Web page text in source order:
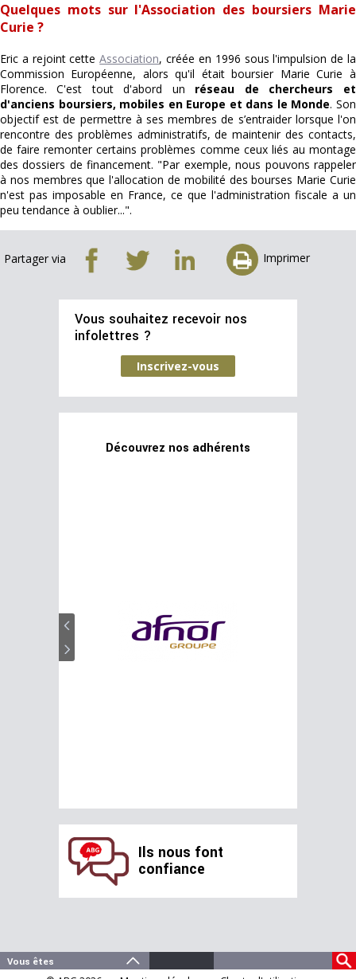
Quelques mots sur l'Association des boursiers Marie
Curie ?
Eric a rejoint cetteAssociation, créée en 1996 sous l'impulsion de la
Commission Européenne, alors qu'il était boursier Marie Curie à
Florence. C'est tout d'abord un réseau de chercheurs et
d'anciens boursiers, mobiles en Europe et dans le Monde. Son
objectif est de permettre à ses membres de s’entraider lorsque l'on
rencontre des problèmes administratifs, de maintenir des contacts,
de faire remonter certains problèmes comme ceux liés au montage
des dossiers de financement. "Par exemple, nous pouvons rappeler
à nos membres que l'allocation de mobilité des bourses Marie Curie
n'est pas imposable en France, ce que l'administration fiscale a un
peu tendance à oublier...".
Partager via Imprimer
Vous souhaitez recevoir nos
infolettres ?
Inscrivez-vous
Découvrez nos adhérents
Ils nous font
confiance